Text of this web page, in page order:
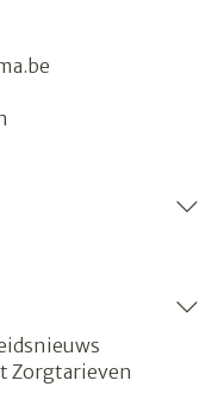
Zorgtarieven